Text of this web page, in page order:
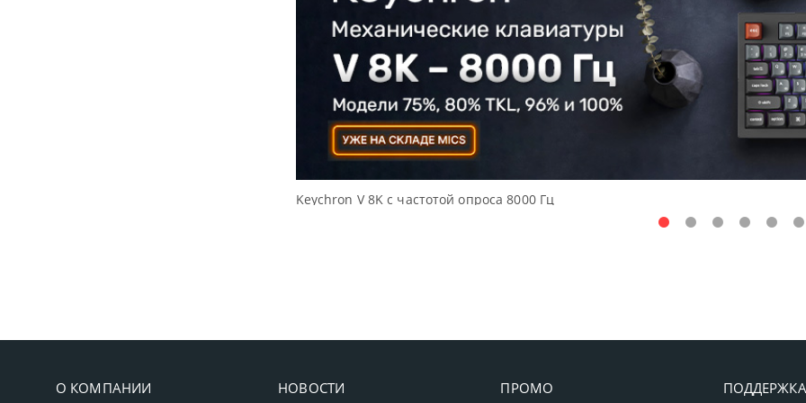
Keychron V 8K с частотой опроса 8000 Гц
О КОМПАНИИ НОВОСТИ ПРОМО ПОДДЕРЖКА